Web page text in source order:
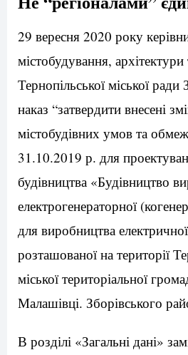
29 вересня 2020 року
містобудування, архітектури
Тернопільської міської
наказ “затвердити внесені
містобудівних умов та
31.10.2019 р. для
будівництва «Будівництво
електрогенераторної
для виробництва електричної
розташованої на території
міської територіальної
Малашівці. Зборівського
В розділі «Загальні дані»